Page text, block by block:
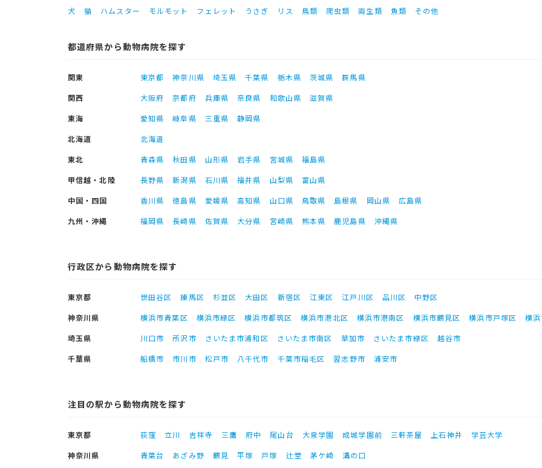
犬 猫 ハムスター モルモット フェレット うさぎ リス 鳥類 爬虫類 両生類 魚類 その他
都道府県から動物病院を探す
関東 東京都 神奈川県 埼玉県 千葉県 栃木県 茨城県
群馬県
関西
大阪府 京都府 兵庫県 奈良県 和歌山県
滋賀県
東海
愛知県 岐阜県 三重県
静岡県
北海道
北海道
東北
青森県 秋田県 山形県 岩手県 宮城県
福島県
甲信越・北陸
長野県 新潟県 石川県 福井県 山梨県
富山県
中国・四国
香川県 徳島県 愛媛県 高知県 山口県 鳥取県 島根県 岡山県
広島県
九州・沖縄
福岡県 長崎県 佐賀県 大分県 宮崎県 熊本県 鹿児島県 沖縄県
行政区から動物病院を探す
東京都 世田谷区 練馬区 杉並区 大田区 新宿区 江東区 江戸川区 品川区
中野区
神奈川県
横浜市青葉区 横浜市緑区 横浜市都筑区 横浜市港北区 横浜市港南区 横浜市鶴見区 横浜市戸塚区
横
埼玉県
川口市 所沢市 さいたま市浦和区 さいたま市南区 草加市 さいたま市緑区
越谷市
千葉県
船橋市 市川市 松戸市 八千代市 千葉市稲毛区 習志野市 浦安市
注目の駅から動物病院を探す
東京都 荻窪 立川 吉祥寺 三鷹 府中 尾山台 大泉学園 成城学園前 三軒茶屋 上石神井
学芸大学
神奈川県
青葉台 あざみ野 鶴見 平塚 戸塚 辻堂 茅ケ崎
溝の口